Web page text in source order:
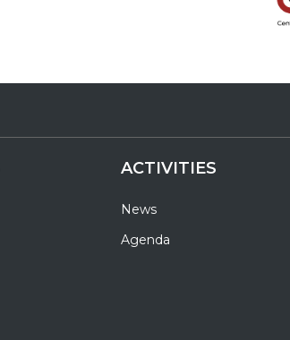
ACTIVITIES
News
Agenda